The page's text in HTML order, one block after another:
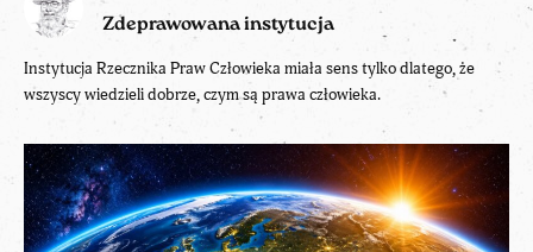
Zdeprawowana instytucja
Instytucja Rzecznika Praw Człowieka miała sens tylko dlatego, że
wszyscy wiedzieli dobrze, czym są prawa człowieka.